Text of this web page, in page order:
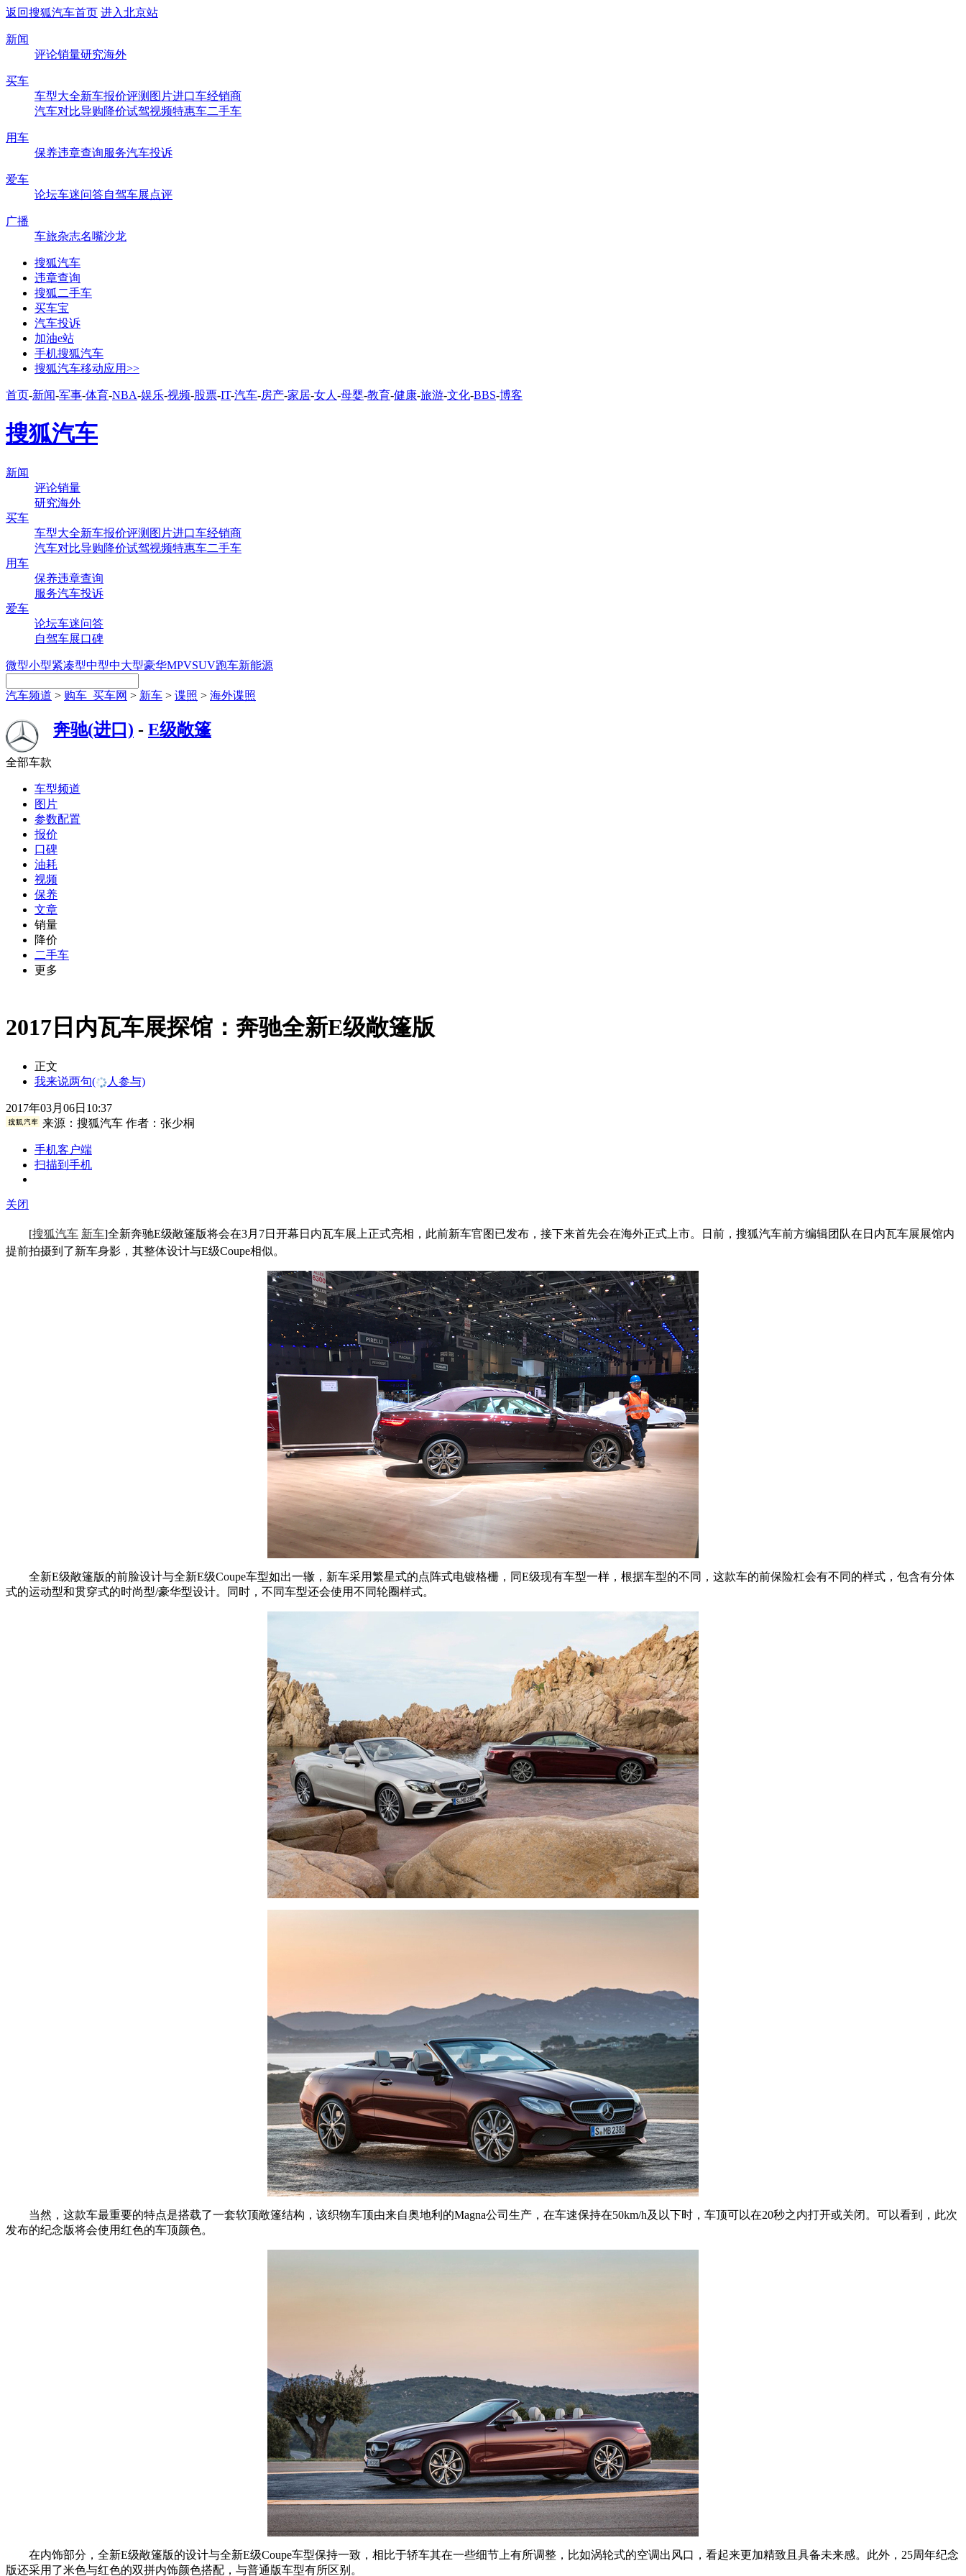
返回搜狐汽车首页 进入北京站
新闻
评论销量研究海外
买车
车型大全新车报价评测 图片进口车经销商
汽车对比导购降价试驾视频特惠车二手车
用车
保养违章查询服务汽车投诉
爱车
论坛车迷问答自驾车展点评
广播
车旅杂志名嘴沙龙
搜狐汽车
违章查询
搜狐二手车
买车宝
汽车投诉
加油e站
手机搜狐汽车
搜狐汽车移动应用>>
首页-新闻-军事-体育-NBA-娱乐-视频-股票-IT-汽车-房产-家居-女人 -母婴-教育-健康-旅游-文化-BBS-博客
搜狐汽车
新闻
评论销量
研究海外
买车
车型大全新车报价评测 图片进口车经销商
汽车对比导购降价试驾视频特惠车二手车
用车
保养违章查询
服务汽车投诉
爱车
论坛车迷问答
自驾车展口碑
微型小型紧凑型中型中大型豪华MPVSUV跑车新能源
汽车频道 > 购车_买车网 > 新车 > 谍照 > 海外谍照
奔驰(进口) - E级敞篷
全部车款
车型频道
图片
参数配置
报价
口碑
油耗
视频
保养
文章
销量
降价
二手车
更多
2017日内瓦车展探馆：奔驰全新E级敞篷版
正文
我来说两句( 人参与)
2017年03月06日10:37
来源： 搜狐汽车作者：张少桐
手机客户端
扫描到手机
关闭
[搜狐汽车 新车]全新奔驰E级敞篷版将会在3月7日开幕日内瓦车展上正式亮相，此前新车官图已发布，接下来首先会在海外正式上市。日前，搜狐汽车前方编辑团队在日内瓦车展展馆内
提前拍摄到了新车身影，其整体设计与E级Coupe相似。
全新E级敞篷版的前脸设计与全新E级Coupe车型如出一辙，新车采用繁星式的点阵式电镀格栅，同E级现有车型一样，根据车型的不同，这款车的前保险杠会有不同的样式，包含有分体
式的运动型和贯穿式的时尚型/豪华型设计。同时，不同车型还会使用不同轮圈样式。
当然，这款车最重要的特点是搭载了一套软顶敞篷结构，该织物车顶由来自奥地利的Magna公司生产，在车速保持在50km/h及以下时，车顶可以在20秒之内打开或关闭。可以看到，此次
发布的纪念版将会使用红色的车顶颜色。
在内饰部分，全新E级敞篷版的设计与全新E级Coupe车型保持一致，相比于轿车其在一些细节上有所调整，比如涡轮式的空调出风口，看起来更加精致且具备未来感。此外，25周年纪念
版还采用了米色与红色的双拼内饰颜色搭配，与普通版车型有所区别。